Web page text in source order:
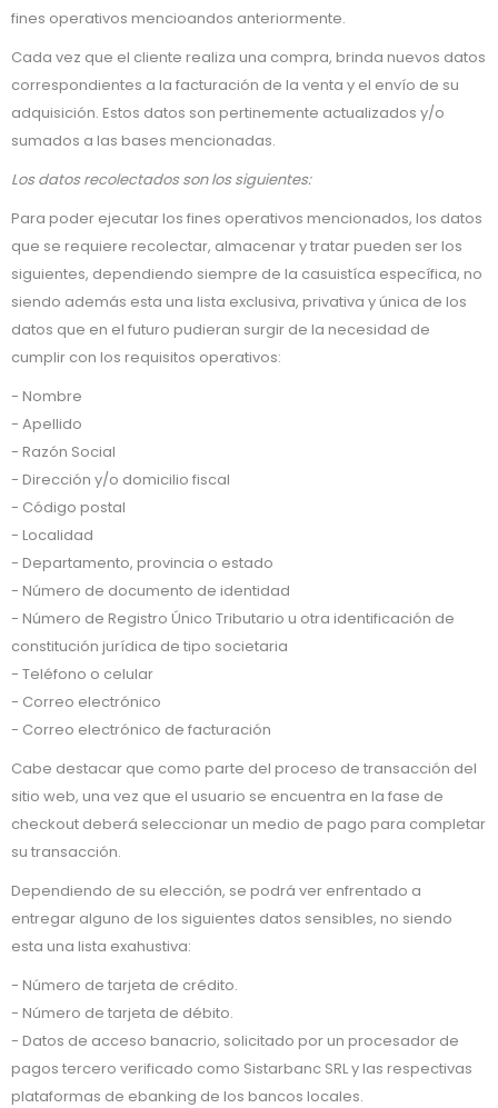
fines operativos mencioandos anteriormente.
Cada vez que el cliente realiza una compra, brinda nuevos datos
correspondientes a la facturación de la venta y el envío de su
adquisición. Estos datos son pertinemente actualizados y/o
sumados a las bases mencionadas.
Los datos recolectados son los siguientes:
Para poder ejecutar los fines operativos mencionados, los datos
que se requiere recolectar, almacenar y tratar pueden ser los
siguientes, dependiendo siempre de la casuistíca específica, no
siendo además esta una lista exclusiva, privativa y única de los
datos que en el futuro pudieran surgir de la necesidad de
cumplir con los requisitos operativos:
- Nombre
- Apellido
- Razón Social
- Dirección y/o domicilio fiscal
- Código postal
- Localidad
- Departamento, provincia o estado
- Número de documento de identidad
- Número de Registro Único Tributario u otra identificación de
constitución jurídica de tipo societaria
- Teléfono o celular
- Correo electrónico
- Correo electrónico de facturación
Cabe destacar que como parte del proceso de transacción del
sitio web, una vez que el usuario se encuentra en la fase de
checkout deberá seleccionar un medio de pago para completar
su transacción.
Dependiendo de su elección, se podrá ver enfrentado a
entregar alguno de los siguientes datos sensibles, no siendo
esta una lista exahustiva:
- Número de tarjeta de crédito.
- Número de tarjeta de débito.
- Datos de acceso banacrio, solicitado por un procesador de
pagos tercero verificado como Sistarbanc SRL y las respectivas
plataformas de ebanking de los bancos locales.